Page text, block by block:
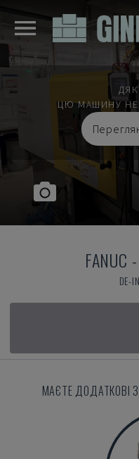
ЦЮ МАШИНУ
FANUC -
DE-
МАЄТЕ ДОДАТКОВІ